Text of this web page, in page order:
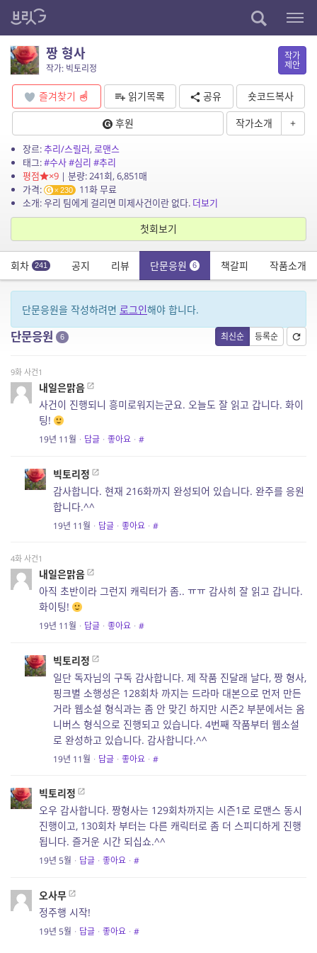
짱 형사
작가: 빅토리정
작가
제안
즐겨찾기 읽기목록 공유
숏코드복사
후원
작가소개 +
장르:추리/스릴러,로맨스
태그:#수사#심리 #추리
평점
×9| 분량: 241회, 6,851매
가격:
230
11화 무료
소개: 우리 팀에게 걸리면 미제사건이란 없다. 더보기
첫회보기
회차 241 공지 리뷰 단문응원 6 책갈피 작품소개
단문응원을 작성하려면 로그인해야 합니다.
최신순 등록순
단문응원 6
9화 사건1
내일은맑음
사건이 진행되니 흥미로워지는군요. 오늘도 잘 읽고 갑니다. 화이
팅!
19년 11월 · 답글 · 좋아요 · #
빅토리정
감사합니다. 현재 216화까지 완성되어 있습니다. 완주를 응원
합니다.^^
19년 11월 · 답글 · 좋아요 · #
4화 사건1
내일은맑음
아직 초반이라 그런지 캐릭터가 좀.. ㅠㅠ 감사히 잘 읽고 갑니다.
화이팅!
19년 11월 · 답글 · 좋아요 · #
빅토리정
일단 독자님의 구독 감사합니다. 제 작품 진달래 날다, 짱 형사,
핑크별 소행성은 128회차 까지는 드라마 대본으로 먼저 만든
거라 웹소설 형식과는 좀 안 맞긴 하지만 시즌2 부분에서는 옴
니버스 형식으로 진행되고 있습니다. 4번째 작품부터 웹소설
로 완성하고 있습니다. 감사합니다.^^
19년 11월 · 답글 · 좋아요 · #
빅토리정
오우 감사합니다. 짱형사는 129회차까지는 시즌1로 로맨스 동시
진행이고, 130회차 부터는 다른 캐릭터로 좀 더 스피디하게 진행
됩니다. 즐거운 시간 되십쇼.^^
19년 5월 · 답글 · 좋아요 · #
오사무
정주행 시작!
19년 5월 · 답글 · 좋아요 · #